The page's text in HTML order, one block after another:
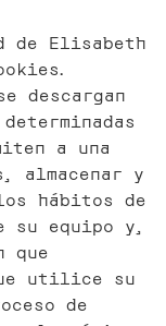
de Elisabeth
descargan
a una
almacenar y
hábitos de
su equipo y,
que
utilice su
de